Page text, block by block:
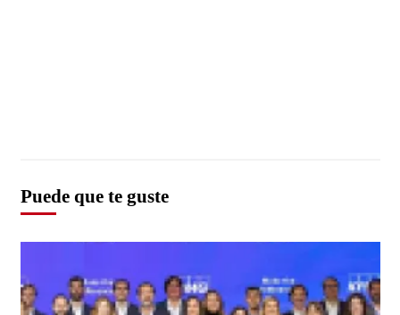
Puede que te guste